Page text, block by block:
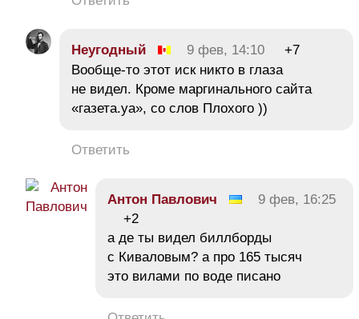
Неугодный 9 фев, 14:10
+7
Вообще-то этот иск никто в глаза
не видел. Кроме маргинального сайта
«газета.уа», со слов Плохого ))
Ответить
Антон Павлович
9 фев, 16:25
+2
а де ты видел биллборды
с Киваловым? а про 165 тысяч
это вилами по воде писано